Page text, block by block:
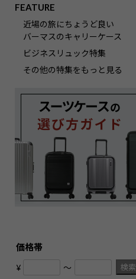
FEATURE
近場の旅にちょうど良い
バーマスのキャリーケース
ビジネスリュック特集
その他の特集をもっと見る
価格帯
¥ 〜 検索